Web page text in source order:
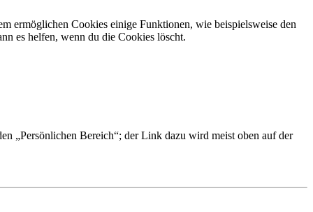
ermöglichen Cookies einige Funktionen, wie beispielsweise den
es helfen, wenn du die Cookies löscht.
„Persönlichen Bereich“; der Link dazu wird meist oben auf der